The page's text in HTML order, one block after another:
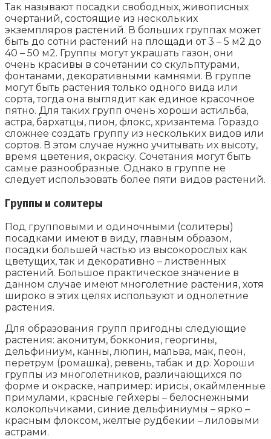
Так называют посадки свободных, живописных
очертаний, состоящие из нескольких
экземпляров растений. В больших группах может
быть до сотни растений на площади от 3 – 5 м2 до
40 – 50 м2. Группы могут украшать газон, они
очень красивы в сочетании со скульптурами,
фонтанами, декоративными камнями. В группе
могут быть растения только одного вида или
сорта, тогда она выглядит как единое красочное
пятно. Для таких групп очень хороши астильба,
астра, бархатцы, пион, флокс, хризантема. Гораздо
сложнее создать группу из нескольких видов или
сортов. В этом случае нужно учитывать их высоту,
время цветения, окраску. Сочетания могут быть
самые разнообразные. Однако в группе не
следует использовать более пяти видов растений.
Группы и солитеры
Под групповыми и одиночными (солитеры)
посадками имеют в виду, главным образом,
посадки большей частью из высокорослых как
цветущих, так и декоративно – лиственных
растений. Большое практическое значение в
данном случае имеют многолетние растения, хотя
широко в этих целях используют и однолетние
растения.
Для образования групп пригодны следующие
растения: аконитум, боккония, георгины,
дельфиниум, канны, люпин, мальва, мак, пеон,
перетрум (ромашка), ревень, табак и др. Хороши
группы из многолетников, различающихся по
форме и окраске, например: ирисы, окаймленные
примулами, красные гейхеры – белоснежными
колокольчиками, синие дельфиниумы – ярко –
красным флоксом, желтые рудбекии – лиловыми
астрами.